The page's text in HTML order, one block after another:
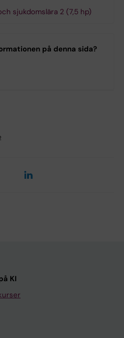
sjukdomslära 2 (7,5 hp)
på denna sida?
KI